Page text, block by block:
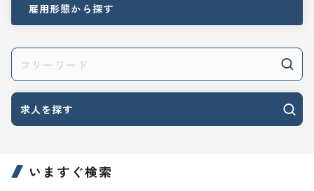
雇用形態から探す
求人を探す
いますぐ検索